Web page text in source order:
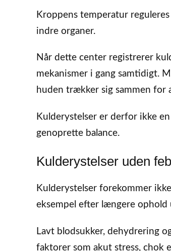
Kroppens temperatur
indre organer.
Når dette center registrerer
mekanismer i gang samtidigt.
huden trækker sig sammen for
Kulderystelser er derfor ikke
genoprette balance.
Kulderystelser uden
Kulderystelser forekommer
eksempel efter længere
Lavt blodsukker, dehydrering
faktorer som akut stress, chok